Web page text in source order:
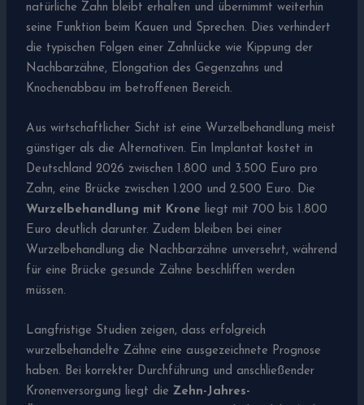
natürliche Zahn bleibt erhalten und übernimmt weiterhin
seine Funktion beim Kauen und Sprechen. Dies verhindert
die typischen Folgen einer Zahnlücke wie Kippung der
Nachbarzähne, Elongation des Gegenzahns und
Knochenabbau im betroffenen Bereich.
Aus wirtschaftlicher Sicht ist eine Wurzelbehandlung meist
günstiger als die Alternativen. Ein Implantat kostet in
Deutschland 2026 zwischen 1.800 und 3.500 Euro pro
Zahn, eine Brücke zwischen 1.200 und 2.500 Euro. Die
Wurzelbehandlung mit Krone liegt mit 700 bis 1.800
Euro deutlich darunter. Zudem bleiben bei einer
Wurzelbehandlung die Nachbarzähne unversehrt, während
für eine Brücke gesunde Zähne beschliffen werden
müssen.
Langfristige Studien zeigen, dass erfolgreich
wurzelbehandelte Zähne eine ausgezeichnete Prognose
haben. Bei korrekter Durchführung und anschließender
Kronenversorgung liegt dieZehn-Jahres-